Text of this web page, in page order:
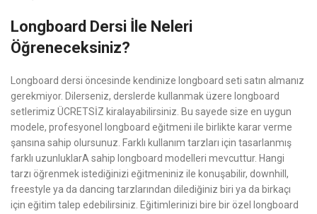
Longboard Dersi İle Neleri
Öğreneceksiniz?
Longboard dersi öncesinde kendinize longboard seti satın almanız
gerekmiyor. Dilerseniz, derslerde kullanmak üzere longboard
setlerimiz ÜCRETSİZ kiralayabilirsiniz. Bu sayede size en uygun
modele, profesyonel longboard eğitmeni ile birlikte karar verme
şansına sahip olursunuz. Farklı kullanım tarzları için tasarlanmış
farklı uzunluklarA sahip longboard modelleri mevcuttur. Hangi
tarzı öğrenmek istediğinizi eğitmeniniz ile konuşabilir, downhill,
freestyle ya da dancing tarzlarından dilediğiniz biri ya da birkaçı
için eğitim talep edebilirsiniz. Eğitimlerinizi bire bir özel longboard